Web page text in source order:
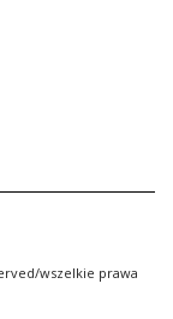
wszelkie prawa